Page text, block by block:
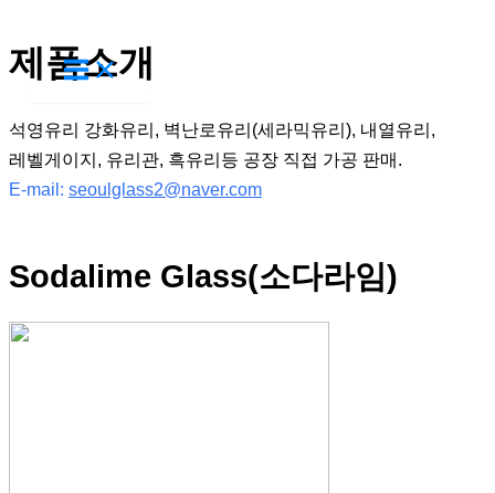
텐
건
너
뛰
제품소개
석영유리 강화유리, 벽난로유리(세라믹유리), 내열유리,
레벨게이지, 유리관, 흑유리등 공장 직접 가공 판매.
E-mail: seoulglass2@naver.com
Sodalime Glass(소다라임)